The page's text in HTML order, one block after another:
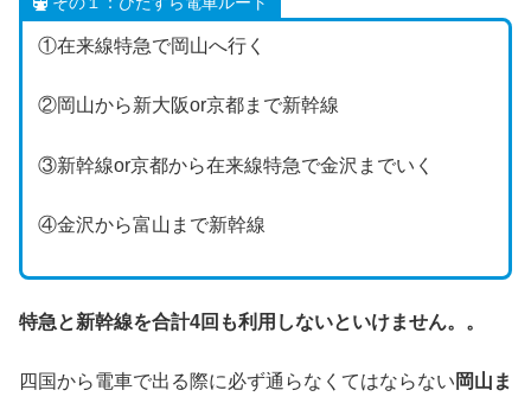
①在来線特急で岡山へ行く
②岡山から新大阪or京都まで新幹線
③新幹線or京都から在来線特急で金沢までいく
④金沢から富山まで新幹線
特急と新幹線を合計4回も利用しないといけません。。
四国から電車で出る際に必ず通らなくてはならない 岡山ま